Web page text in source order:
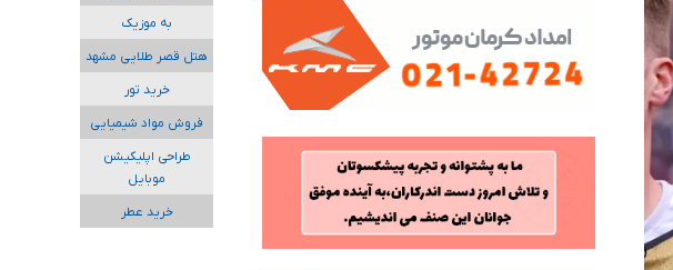
به موزیک
هتل قصر طلایی مشهد
خرید تور
فروش مواد شیمیایی
طراحی اپلیکیشن
موبایل
خرید عطر